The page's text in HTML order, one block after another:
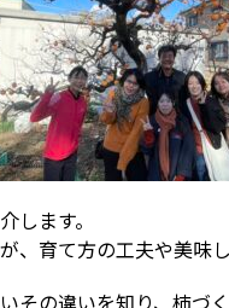
します。
、育て方の工夫や美
その違いを知り、柿